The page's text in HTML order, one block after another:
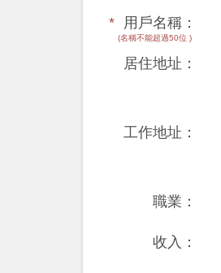
* 用戶名稱：
(名稱不能超過50位 )
居住地址：
工作地址：
職業：
收入：